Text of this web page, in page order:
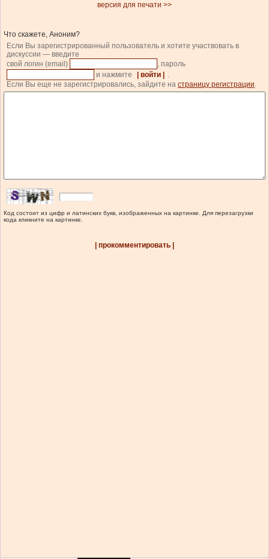
версия для печати >>
Что скажете, Аноним?
Если Вы зарегистрированный пользователь и хотите участвовать в
дискуссии — введите
свой логин (email)
, пароль
и нажмите
| войти |
.
Если Вы еще не зарегистрировались, зайдите на страницу регистрации.
Код состоит из цифр и латинских букв, изображенных на картинке. Для перезагрузки
кода кликните на картинке.
| прокомментировать |